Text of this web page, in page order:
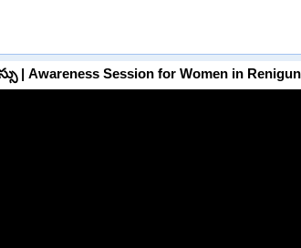
Session for Women in